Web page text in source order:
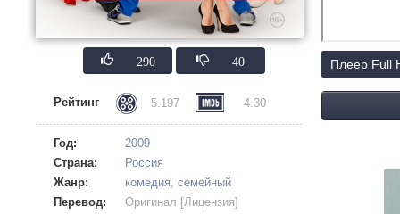
290 40
Рейтинг 5.197 4.30
Год:
2009
Страна:
Россия
Жанр:
комедия, семейный
Перевод:
Оригинал [Лицензия]
Плеер Full